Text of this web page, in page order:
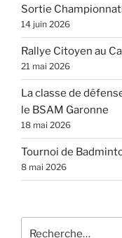
Sortie
14 juin 2026
Rallye Citoyen au
21 mai 2026
La classe de
le BSAM Garonne
18 mai 2026
Tournoi de
8 mai 2026